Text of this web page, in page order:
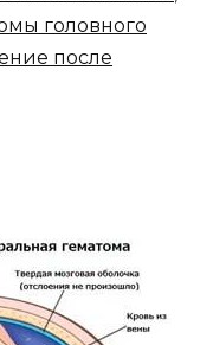
головного
после